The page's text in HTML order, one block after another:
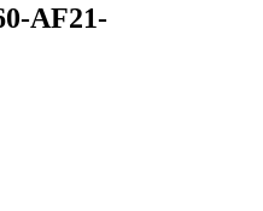
AF21-